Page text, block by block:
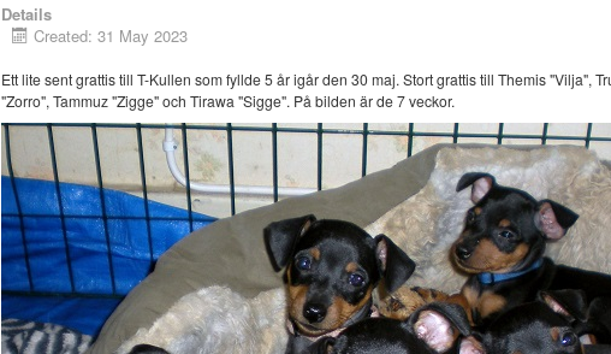
Details
Created: 31 May 2023
Ett lite sent grattis till T-Kullen som fyllde 5 år igår den 30 maj. Stort grattis till Themis "Vilja",
"Zorro", Tammuz "Zigge" och Tirawa "Sigge". På bilden är de 7 veckor.